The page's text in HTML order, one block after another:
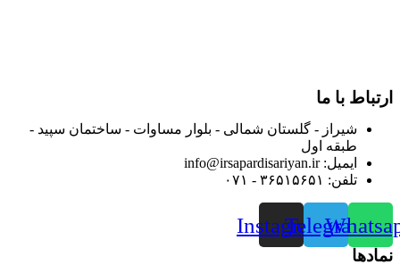
ارتباط با ما
شیراز - گلستان شمالی - بلوار مساوات - ساختمان سپید -
طبقه اول
ایمیل: info@irsapardisariyan.ir
تلفن: ۳۶۵۱۵۶۵۱ - ۰۷۱
Telegram
Instagram
نمادها